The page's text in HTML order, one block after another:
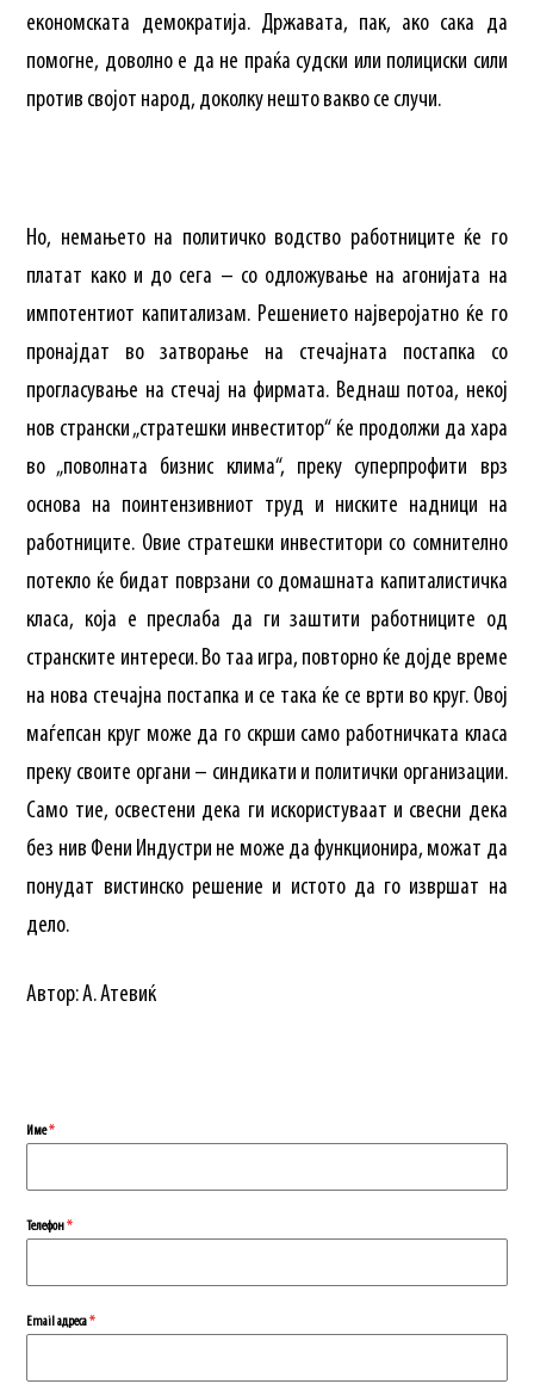
економската демократија. Државата, пак, ако сака да
помогне, доволно е да не праќа судски или полициски сили
против својот народ, доколку нешто вакво се случи.
Но, немањето на политичко водство работниците ќе го
платат како и до сега – со одложување на агонијата на
импотентиот капитализам. Решението најверојатно ќе го
пронајдат во затворање на стечајната постапка со
прогласување на стечај на фирмата. Веднаш потоа, некој
нов странски „стратешки инвеститор“ ќе продолжи да хара
во „поволната бизнис клима“, преку суперпрофити врз
основа на поинтензивниот труд и ниските надници на
работниците. Овие стратешки инвеститори со сомнително
потекло ќе бидат поврзани со домашната капиталистичка
класа, која е преслаба да ги заштити работниците од
странските интереси. Во таа игра, повторно ќе дојде време
на нова стечајна постапка и се така ќе се врти во круг. Овој
маѓепсан круг може да го скрши само работничката класа
преку своите органи – синдикати и политички организации.
Само тие, освестени дека ги искористуваат и свесни дека
без нив Фени Индустри не може да функционира, можат да
понудат вистинско решение и истото да го извршат на
дело.
Автор: А. Атевиќ
Име*
Телефон*
Еmail адреса*